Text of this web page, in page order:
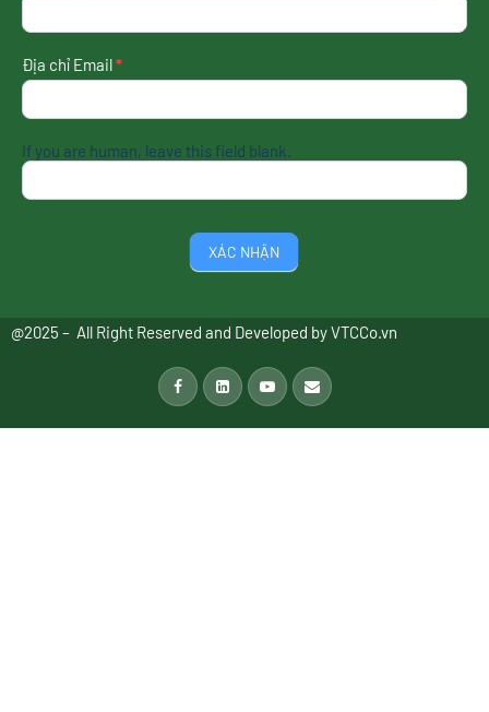
nhất
Địa chỉ Email*
If you are human, leave this field blank.
XÁC NHẬN
@2025 – All Right Reserved and Developed byVTCCo.vn